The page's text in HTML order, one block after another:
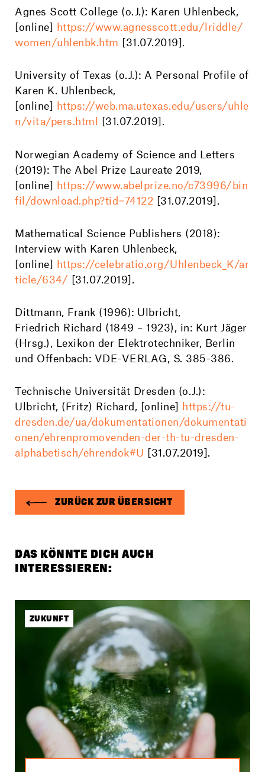
Agnes Scott College (o.J.): Karen Uhlenbeck,
[online] https://www.agnesscott.edu/lriddle/
women/uhlenbk.htm [31.07.2019].
University of Texas (o.J.): A Personal Profile of
Karen K. Uhlenbeck,
[online] https://web.ma.utexas.edu/users/uhle
n/vita/pers.html [31.07.2019].
Norwegian Academy of Science and Letters
(2019): The Abel Prize Laureate 2019,
[online] https://www.abelprize.no/c73996/bin
fil/download.php?tid=74122 [31.07.2019].
Mathematical Science Publishers (2018):
Interview with Karen Uhlenbeck,
[online] https://celebratio.org/Uhlenbeck_K/ar
ticle/634/ [31.07.2019].
Dittmann, Frank (1996): Ulbricht,
Friedrich Richard (1849 – 1923), in: Kurt Jäger
(Hrsg.), Lexikon der Elektrotechniker, Berlin
und Offenbach: VDE-VERLAG, S. 385-386.
Technische Universität Dresden (o.J.):
Ulbricht, (Fritz) Richard, [online] https://tu-
dresden.de/ua/dokumentationen/dokumentati
onen/ehrenpromovenden-der-th-tu-dresden-
alphabetisch/ehrendok#U [31.07.2019].
ZURÜCK ZUR ÜBERSICHT
DAS KÖNNTE DICH AUCH
INTERESSIEREN:
ZUKUNFT